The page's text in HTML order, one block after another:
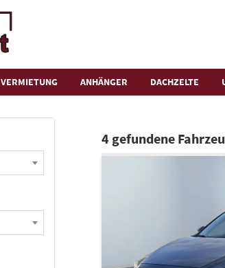
VERMIETUNG ANHÄNGER DACHZELTE
4 gefundene